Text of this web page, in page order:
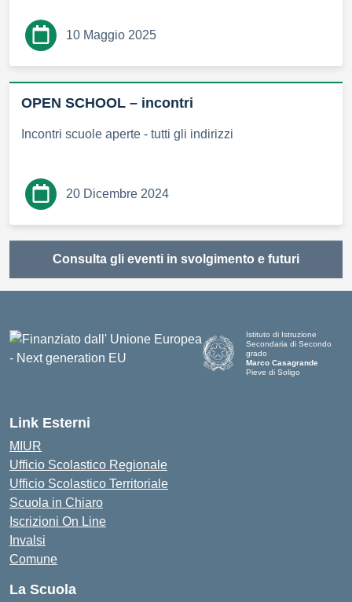
10 Maggio 2025
OPEN SCHOOL – incontri
Incontri scuole aperte - tutti gli indirizzi
20 Dicembre 2024
Consulta gli eventi in svolgimento e futuri
Istituto di Istruzione
Secondaria di Secondo
grado
Marco Casagrande
Pieve di Soligo
Link Esterni
MIUR
Ufficio Scolastico Regionale
Ufficio Scolastico Territoriale
Scuola in Chiaro
Iscrizioni On Line
Invalsi
Comune
La Scuola